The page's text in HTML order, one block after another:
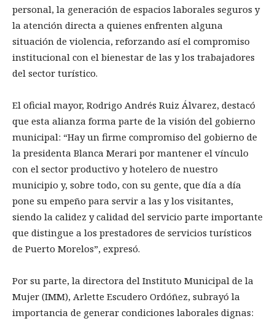
personal, la generación de espacios laborales seguros y
la atención directa a quienes enfrenten alguna
situación de violencia, reforzando así el compromiso
institucional con el bienestar de las y los trabajadores
del sector turístico.
El oficial mayor, Rodrigo Andrés Ruiz Álvarez, destacó
que esta alianza forma parte de la visión del gobierno
municipal: “Hay un firme compromiso del gobierno de
la presidenta Blanca Merari por mantener el vínculo
con el sector productivo y hotelero de nuestro
municipio y, sobre todo, con su gente, que día a día
pone su empeño para servir a las y los visitantes,
siendo la calidez y calidad del servicio parte importante
que distingue a los prestadores de servicios turísticos
de Puerto Morelos”, expresó.
Por su parte, la directora del Instituto Municipal de la
Mujer (IMM), Arlette Escudero Ordóñez, subrayó la
importancia de generar condiciones laborales dignas: